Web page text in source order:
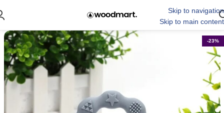
Skip to navigation
Skip to main content
-23%